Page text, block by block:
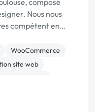
composé
Nous nous
compétent en
WooCommerce
site web